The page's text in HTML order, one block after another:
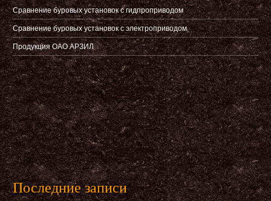
Сравнение буровых установок с гидпроприводом
Сравнение буровых установок с электроприводом
Продукция ОАО АРЗИЛ
Последние записи